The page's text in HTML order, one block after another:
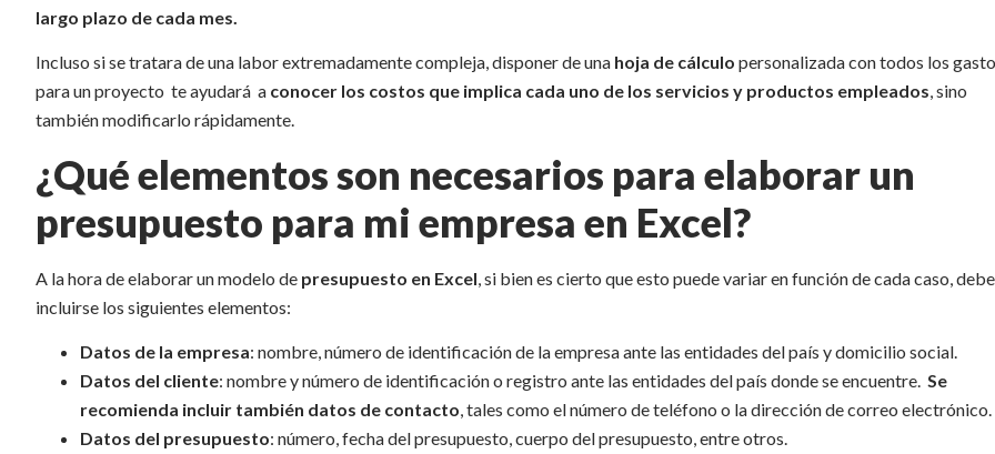
largo plazo de cada mes.
Incluso si se tratara de una labor extremadamente compleja, disponer de una hoja de cálculo personalizada con todos los
para un proyecto te ayudará a conocer los costos que implica cada uno de los servicios y productos empleados, sino
también modificarlo rápidamente.
¿Qué elementos son necesarios para elaborar un
presupuesto para mi empresa en Excel?
A la hora de elaborar un modelo de presupuesto en Excel , si bien es cierto que esto puede variar en función de cada caso,
incluirse los siguientes elementos:
Datos de la empresa: nombre, número de identificación de la empresa ante las entidades del país y domicilio social.
Datos del cliente: nombre y número de identificación o registro ante las entidades del país donde se encuentre. Se
recomienda incluir también datos de contacto, tales como el número de teléfono o la dirección de correo electrónico.
Datos del presupuesto: número, fecha del presupuesto, cuerpo del presupuesto, entre otros.